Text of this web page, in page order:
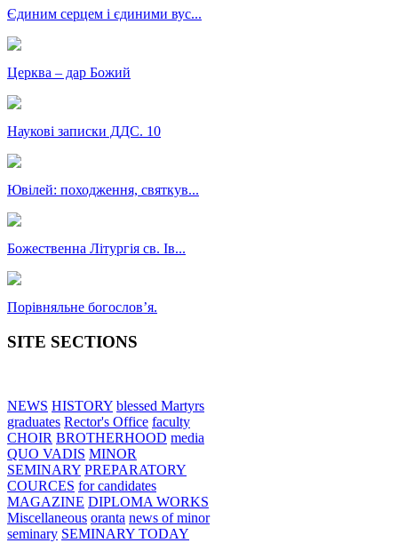
Єдиним серцем і єдиними вус...
Церква – дар Божий
Наукові записки ДДС. 10
Ювілей: походження, святкув...
Божественна Літургія св. Ів...
Порівняльне богословʼя.
SITE SECTIONS
NEWS HISTORY blessed Martyrs
graduates Rector's Office faculty
CHOIR BROTHERHOOD media
QUO VADIS MINOR
SEMINARY PREPARATORY
COURCES for candidates
MAGAZINE DIPLOMA WORKS
Miscellaneous oranta news of minor
seminary SEMINARY TODAY